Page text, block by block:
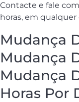
Contacte e fale
horas, em qualquer
Mudança
Mudança
Mudança
Horas Por